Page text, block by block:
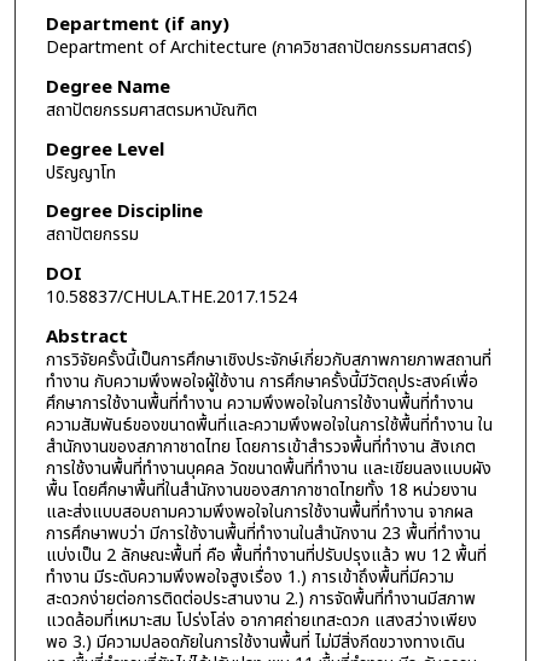
Department (if any)
Department of Architecture (ภาควิชาสถาปัตยกรรมศาสตร์)
Degree Name
สถาปัตยกรรมศาสตรมหาบัณฑิต
Degree Level
ปริญญาโท
Degree Discipline
สถาปัตยกรรม
DOI
10.58837/CHULA.THE.2017.1524
Abstract
การวิจัยครั้งนี้เป็นการศึกษาเชิงประจักษ์เกี่ยวกับสภาพกายภาพสถานที่
ทำงาน กับความพึงพอใจผู้ใช้งาน การศึกษาครั้งนี้มีวัตถุประสงค์เพื่อ
ศึกษาการใช้งานพื้นที่ทำงาน ความพึงพอใจในการใช้งานพื้นที่ทำงาน
ความสัมพันธ์ของขนาดพื้นที่และความพึงพอใจในการใช้พื้นที่ทำงาน ใน
สำนักงานของสภากาชาดไทย โดยการเข้าสำรวจพื้นที่ทำงาน สังเกต
การใช้งานพื้นที่ทำงานบุคคล วัดขนาดพื้นที่ทำงาน และเขียนลงแบบผัง
พื้น โดยศึกษาพื้นที่ในสำนักงานของสภากาชาดไทยทั้ง 18 หน่วยงาน
และส่งแบบสอบถามความพึงพอใจในการใช้งานพื้นที่ทำงาน จากผล
การศึกษาพบว่า มีการใช้งานพื้นที่ทำงานในสำนักงาน 23 พื้นที่ทำงาน
แบ่งเป็น 2 ลักษณะพื้นที่ คือ พื้นที่ทำงานที่ปรับปรุงแล้ว พบ 12 พื้นที่
ทำงาน มีระดับความพึงพอใจสูงเรื่อง 1.) การเข้าถึงพื้นที่มีความ
สะดวกง่ายต่อการติดต่อประสานงาน 2.) การจัดพื้นที่ทำงานมีสภาพ
แวดล้อมที่เหมาะสม โปร่งโล่ง อากาศถ่ายเทสะดวก แสงสว่างเพียง
พอ 3.) มีความปลอดภัยในการใช้งานพื้นที่ ไม่มีสิ่งกีดขวางทางเดิน